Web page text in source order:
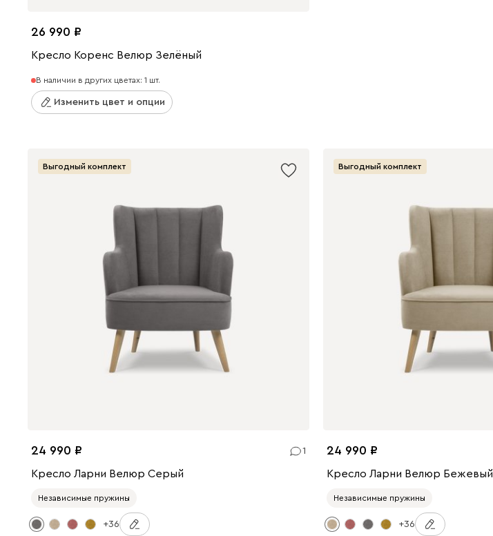
26 990
Кресло Коренс Велюр Зелёный
В наличии в других цветах: 1 шт.
Изменить цвет и опции
Выгодный комплект
24 990 1
Кресло Ларни Велюр Серый
Независимые пружины
+36
Выгодный комплект
24 990
Кресло Ларни Велюр Бежевый
Независимые пружины
+36